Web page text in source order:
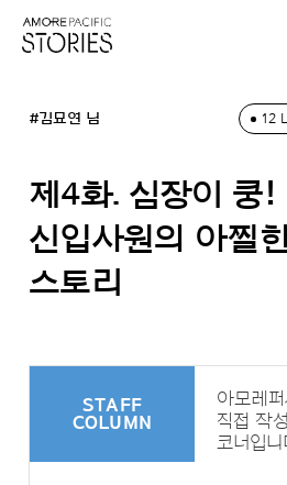
#김묘연 님 12
제4화. 심장이 쿵!
신입사원의 아찔
스토리
STAFF
COLUMN
아모레퍼
직접 작
코너입니